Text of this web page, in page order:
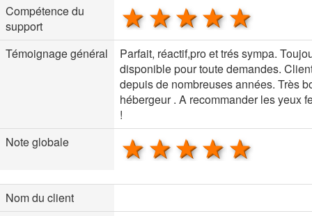
Compétence du
support
4 stars
3 stars
2 stars
1 star
Témoignage général
Parfait, réactif,pro et trés sympa.
disponible pour toute demandes.
depuis de nombreuses années. Très
hébergeur . A recommander les yeux
!
Note globale
4 stars
3 stars
2 stars
1 star
Nom du client